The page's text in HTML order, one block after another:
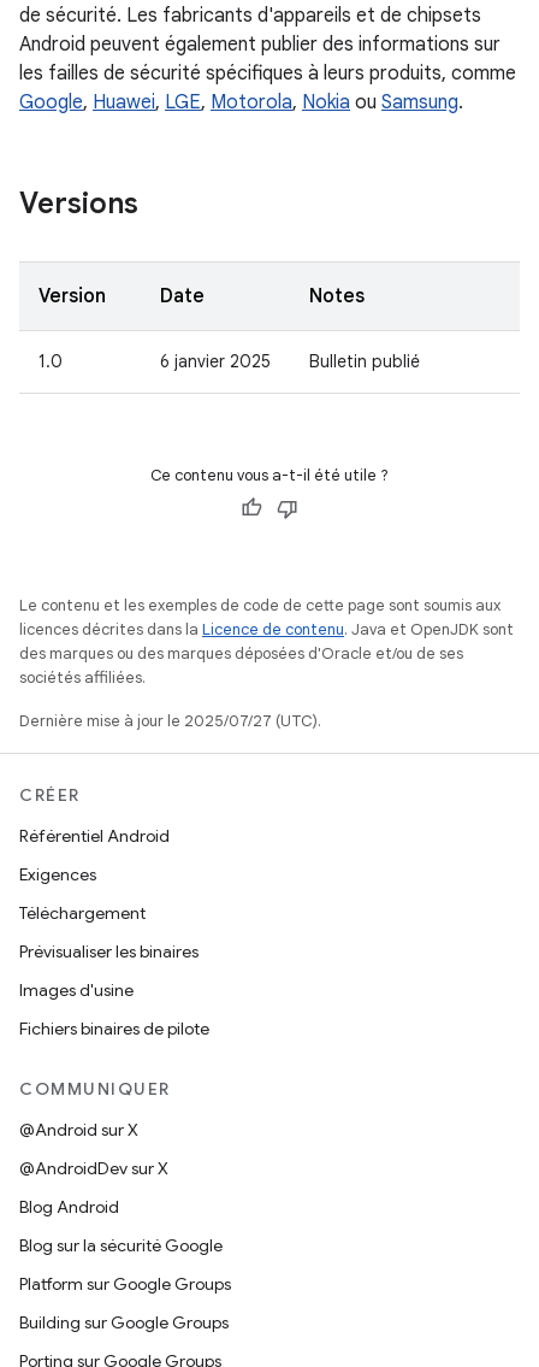
de sécurité. Les fabricants d'appareils et de chipsets
Android peuvent également publier des informations sur
les failles de sécurité spécifiques à leurs produits, comme
Google, Huawei, LGE, Motorola, Nokia ou Samsung.
Versions
Version Date Notes
1.0 6 janvier 2025 Bulletin publié
Ce contenu vous a-t-il été utile ?
Le contenu et les exemples de code de cette page sont soumis aux
licences décrites dans la Licence de contenu. Java et OpenJDK sont
des marques ou des marques déposées d'Oracle et/ou de ses
sociétés affiliées.
Dernière mise à jour le 2025/07/27 (UTC).
CRÉER
Référentiel Android
Exigences
Téléchargement
Prévisualiser les binaires
Images d'usine
Fichiers binaires de pilote
COMMUNIQUER
@Android sur X
@AndroidDev sur X
Blog Android
Blog sur la sécurité Google
Platform sur Google Groups
Building sur Google Groups
Porting sur Google Groups